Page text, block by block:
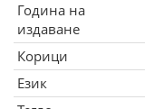
Година на
издаване
Корици
Език